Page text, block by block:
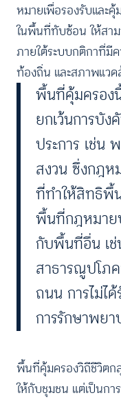
หมายเพื่อรองรับและ
ในพื้นที่ทับซ้อน ให้สา
ภายใต้ระบบกติกาที่
ท้องถิ่น และสภาพแว
พื้นที่คุ้มครอง
ยกเว้นการบั
ประการ เช่น
สงวน ซึ่งกฎห
ที่ทำให้สิทธิพื้
พื้นที่กฎหมาย
กับพื้นที่อื่น เช่
สาธารณูปโภ
ถนน การไม่ไ
การรักษาพยา
พื้นที่คุ้มครองวิถีชีวิตก
ให้กับชุมชน แต่เป็นกา